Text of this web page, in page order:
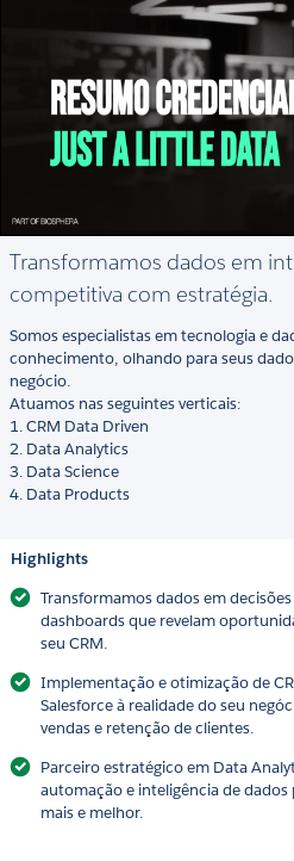
Transformamos dados em
competitiva com estratégia.
Somos especialistas em tecnologia e
conhecimento, olhando para seus
negócio.
Atuamos nas seguintes verticais:
1. CRM Data Driven
2. Data Analytics
3. Data Science
4. Data Products
Highlights
Transformamos dados em
dashboards que revelam
seu CRM.
Implementação e otimização de
Salesforce à realidade do seu
vendas e retenção de clientes.
Parceiro estratégico em Data
automação e inteligência de dados
mais e melhor.